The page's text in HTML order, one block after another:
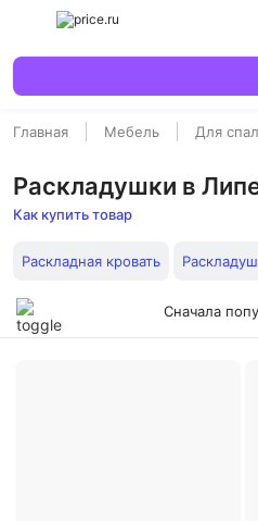
Главная Мебель Для
Раскладушки в
Как купить товар
Раскладная кровать
Сначала